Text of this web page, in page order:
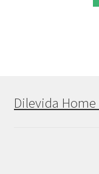
Dilevida